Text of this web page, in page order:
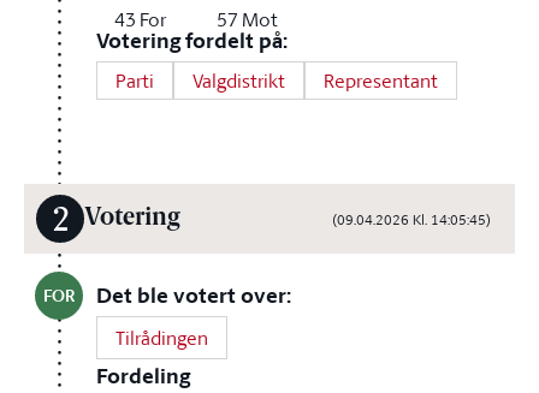
43 For 57 Mot
Votering fordelt på:
Parti Valgdistrikt Representant
2 Votering (09.04.2026 Kl. 14:05:45)
FOR Det ble votert over:
Tilrådingen
Fordeling